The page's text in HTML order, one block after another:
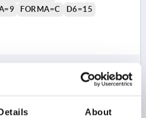
About
FORMA=C
D6=15
DETALLES